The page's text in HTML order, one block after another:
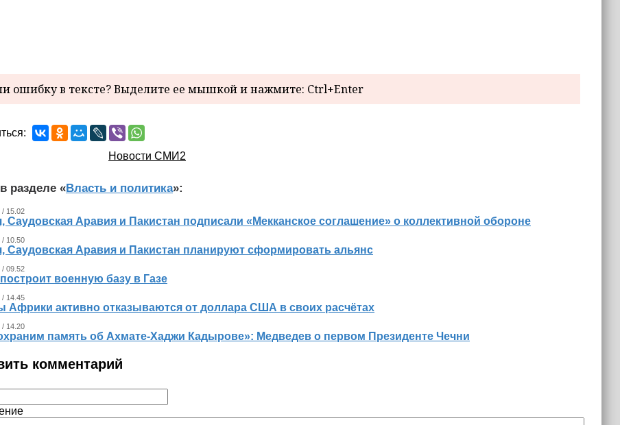
ошибку в тексте? Выделите ее мышкой и нажмите: Ctrl+Enter
Новости СМИ2
разделе «Власть и политика»:
/ 15.02
Саудовская Аравия и Пакистан подписали «Мекканское соглашение» о коллективной обороне
/ 10.50
Саудовская Аравия и Пакистан планируют сформировать альянс
/ 09.52
военную базу в Газе
/ 14.45
Африки активно отказываются от доллара США в своих расчётах
/ 14.20
память об Ахмате-Хаджи Кадырове»: Медведев о первом Президенте Чечни
комментарий